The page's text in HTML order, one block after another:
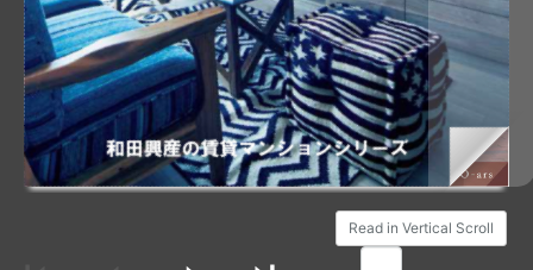
Read in Vertical Scroll